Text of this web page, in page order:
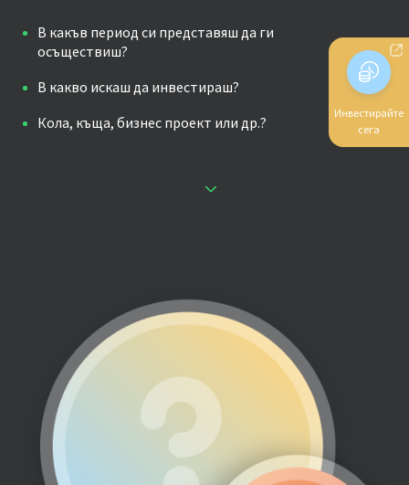
Инвестирайте
сега
В какъв период си представяш да ги
осъществиш?
В какво искаш да инвестираш?
Кола, къща, бизнес проект или др.?